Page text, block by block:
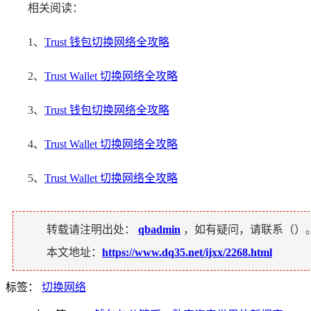
相关阅读：
1、 Trust 钱包切换网络全攻略
2、 Trust Wallet 切换网络全攻略
3、 Trust 钱包切换网络全攻略
4、 Trust Wallet 切换网络全攻略
5、 Trust Wallet 切换网络全攻略
转载请注明出处： qbadmin ，如有疑问，请联系（）
本文地址： https://www.dq35.net/ijxx/2268.html
标签： 切换网络